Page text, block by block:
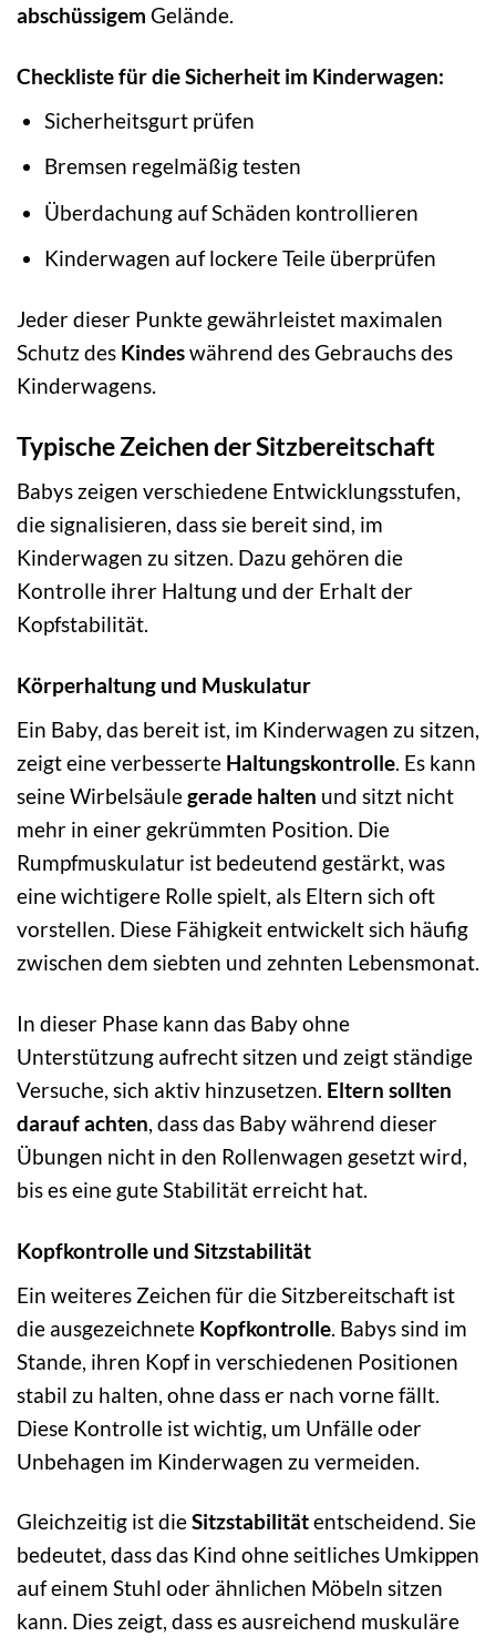
abschüssigem Gelände.
Checkliste für die Sicherheit im Kinderwagen:
Sicherheitsgurt prüfen
Bremsen regelmäßig testen
Überdachung auf Schäden kontrollieren
Kinderwagen auf lockere Teile überprüfen
Jeder dieser Punkte gewährleistet maximalen
Schutz des Kindeswährend des Gebrauchs des
Kinderwagens.
Typische Zeichen der Sitzbereitschaft
Babys zeigen verschiedene Entwicklungsstufen,
die signalisieren, dass sie bereit sind, im
Kinderwagen zu sitzen. Dazu gehören die
Kontrolle ihrer Haltung und der Erhalt der
Kopfstabilität.
Körperhaltung und Muskulatur
Ein Baby, das bereit ist, im Kinderwagen zu sitzen,
zeigt eine verbesserte Haltungskontrolle. Es kann
seine Wirbelsäulegerade halten und sitzt nicht
mehr in einer gekrümmten Position. Die
Rumpfmuskulatur ist bedeutend gestärkt, was
eine wichtigere Rolle spielt, als Eltern sich oft
vorstellen. Diese Fähigkeit entwickelt sich häufig
zwischen dem siebten und zehnten Lebensmonat.
In dieser Phase kann das Baby ohne
Unterstützung aufrecht sitzen und zeigt ständige
Versuche, sich aktiv hinzusetzen. Eltern sollten
darauf achten, dass das Baby während dieser
Übungen nicht in den Rollenwagen gesetzt wird,
bis es eine gute Stabilität erreicht hat.
Kopfkontrolle und Sitzstabilität
Ein weiteres Zeichen für die Sitzbereitschaft ist
die ausgezeichnete Kopfkontrolle . Babys sind im
Stande, ihren Kopf in verschiedenen Positionen
stabil zu halten, ohne dass er nach vorne fällt.
Diese Kontrolle ist wichtig, um Unfälle oder
Unbehagen im Kinderwagen zu vermeiden.
Gleichzeitig ist dieSitzstabilitätentscheidend. Sie
bedeutet, dass das Kind ohne seitliches Umkippen
auf einem Stuhl oder ähnlichen Möbeln sitzen
kann. Dies zeigt, dass es ausreichend muskuläre